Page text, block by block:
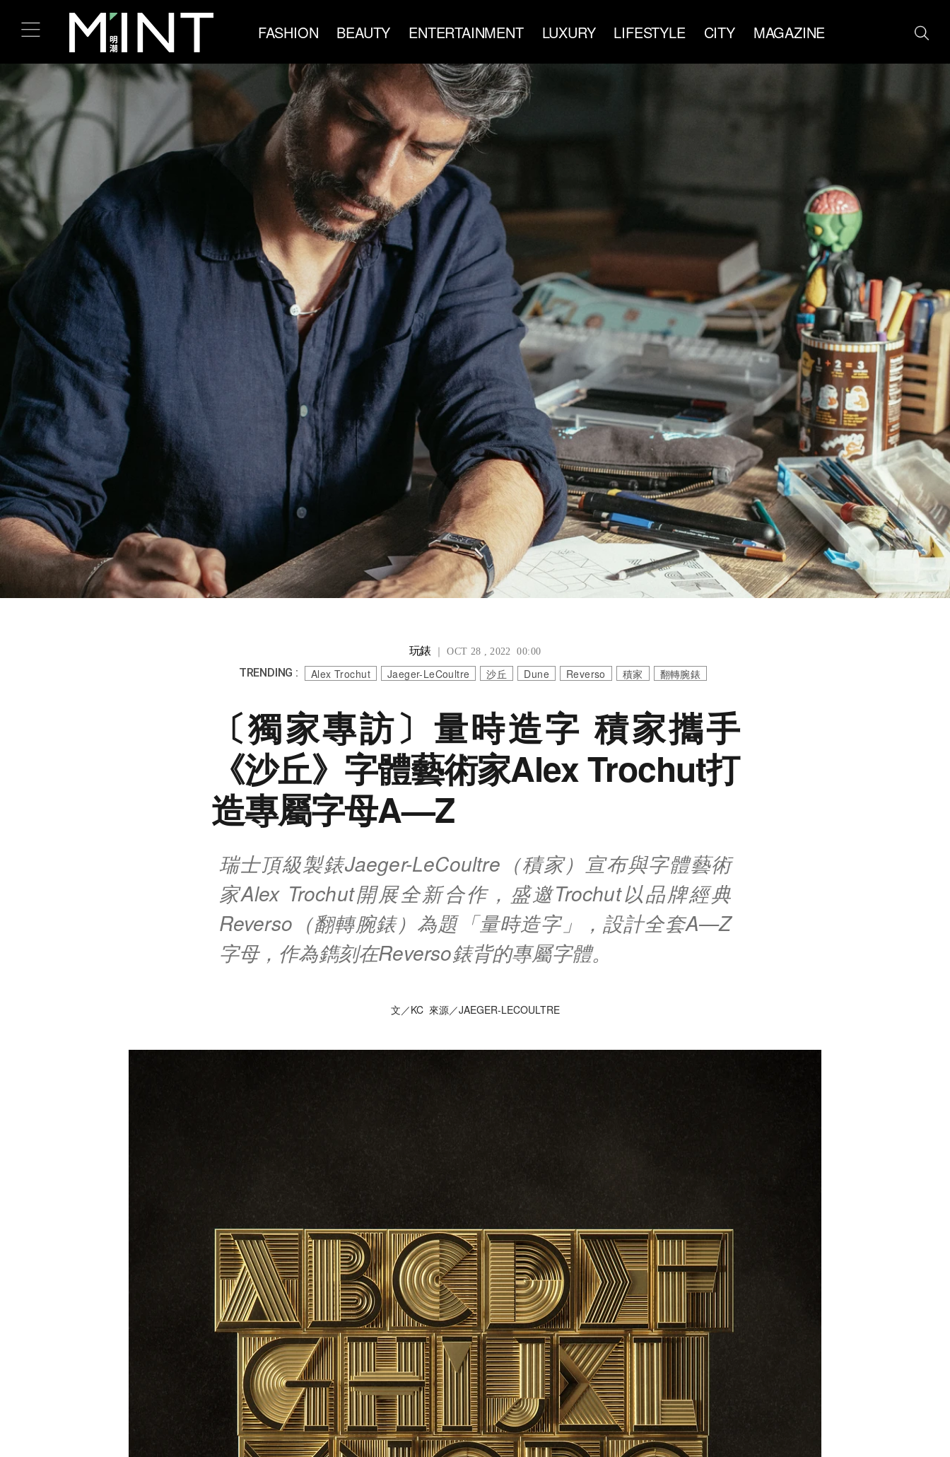
FASHION BEAUTY ENTERTAINMENT LUXURY LIFESTYLE CITY MAGAZINE
玩錶 ｜ OCT 28 , 2022 00:00
TRENDING : Alex Trochut Jaeger-LeCoultre 沙丘 Dune Reverso 積家 翻轉腕錶
〔獨家專訪〕量時造字 積家攜手
《沙丘》字體藝術家Alex Trochut打
造專屬字母A—Z
瑞士頂級製錶Jaeger-LeCoultre（積家）宣布與字體藝術
家Alex Trochut開展全新合作，盛邀Trochut以品牌經典
Reverso（翻轉腕錶）為題「量時造字」，設計全套A—Z
字母，作為鐫刻在Reverso錶背的專屬字體。
文／KC 來源／JAEGER-LECOULTRE